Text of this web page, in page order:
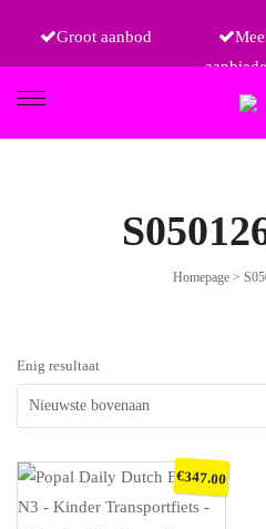
Groot aanbod
Homepage >
Enig resultaat
€347.00